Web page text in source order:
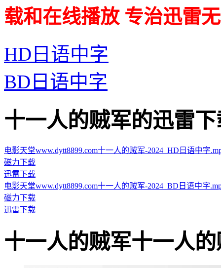
载和在线播放 专治迅雷
HD日语中字
BD日语中字
十一人的贼军的迅雷下
电影天堂www.dytt8899.com十一人的贼军-2024_HD日语中字
磁力下载
迅雷下载
电影天堂www.dytt8899.com十一人的贼军-2024_BD日语中字
磁力下载
迅雷下载
十一人的贼军十一人的